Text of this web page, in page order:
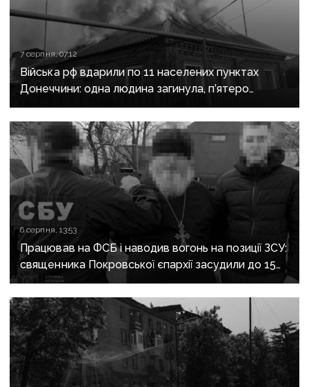
7 серпня, 07:12
Війська рф вдарили по 11 населених пунктах
Донеччини: одна людина загинула, п’ятеро
поранені
6 серпня, 13:53
Працював на ФСБ і наводив вогонь на позиції ЗСУ:
священника Покровської єпархії засудили до 15
років